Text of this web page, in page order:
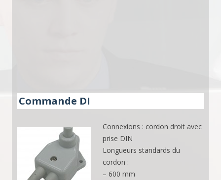
Commande DI
Connexions : cordon droit avec
prise DIN
Longueurs standards du
cordon :
– 600 mm